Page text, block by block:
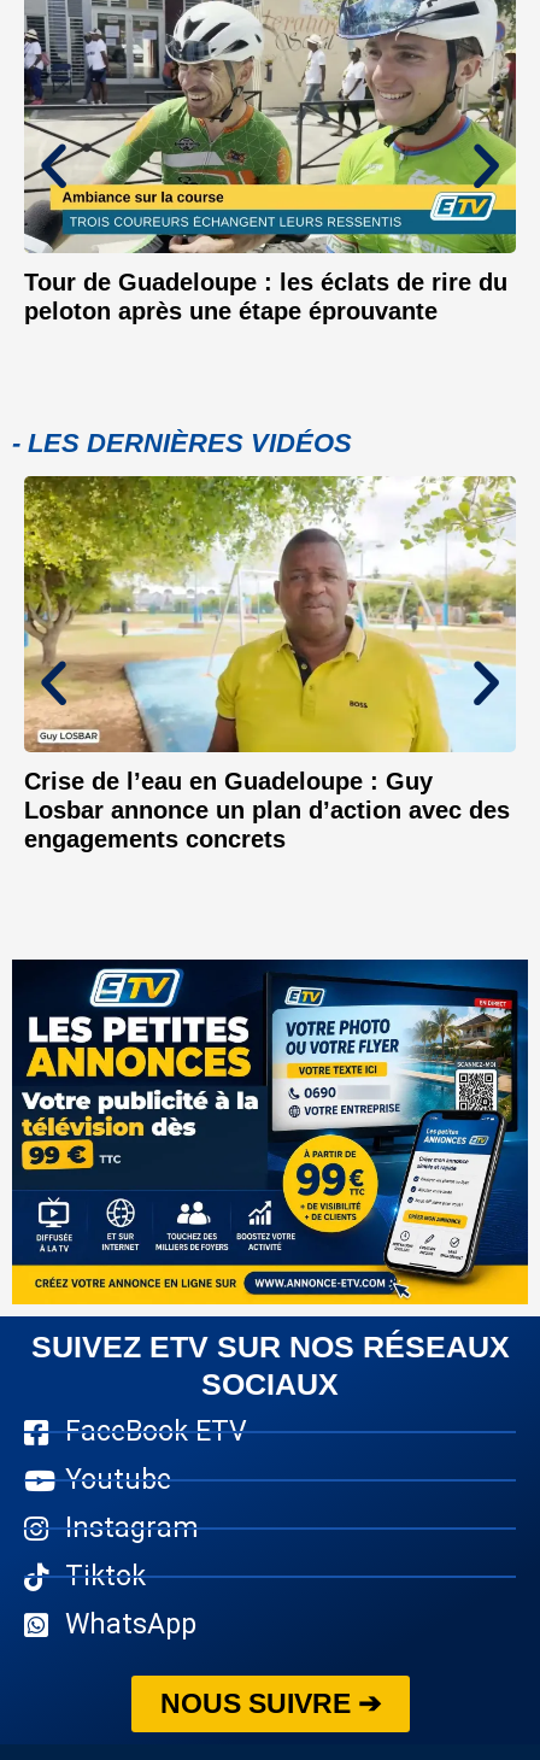
Tour de Guadeloupe : les éclats de rire du
peloton après une étape éprouvante
- LES DERNIÈRES VIDÉOS
Crise de l’eau en Guadeloupe : Guy
Losbar annonce un plan d’action avec des
engagements concrets
SUIVEZ ETV SUR NOS RÉSEAUX
SOCIAUX
FaceBook ETV
Youtube
Instagram
Tiktok
WhatsApp
NOUS SUIVRE ➔